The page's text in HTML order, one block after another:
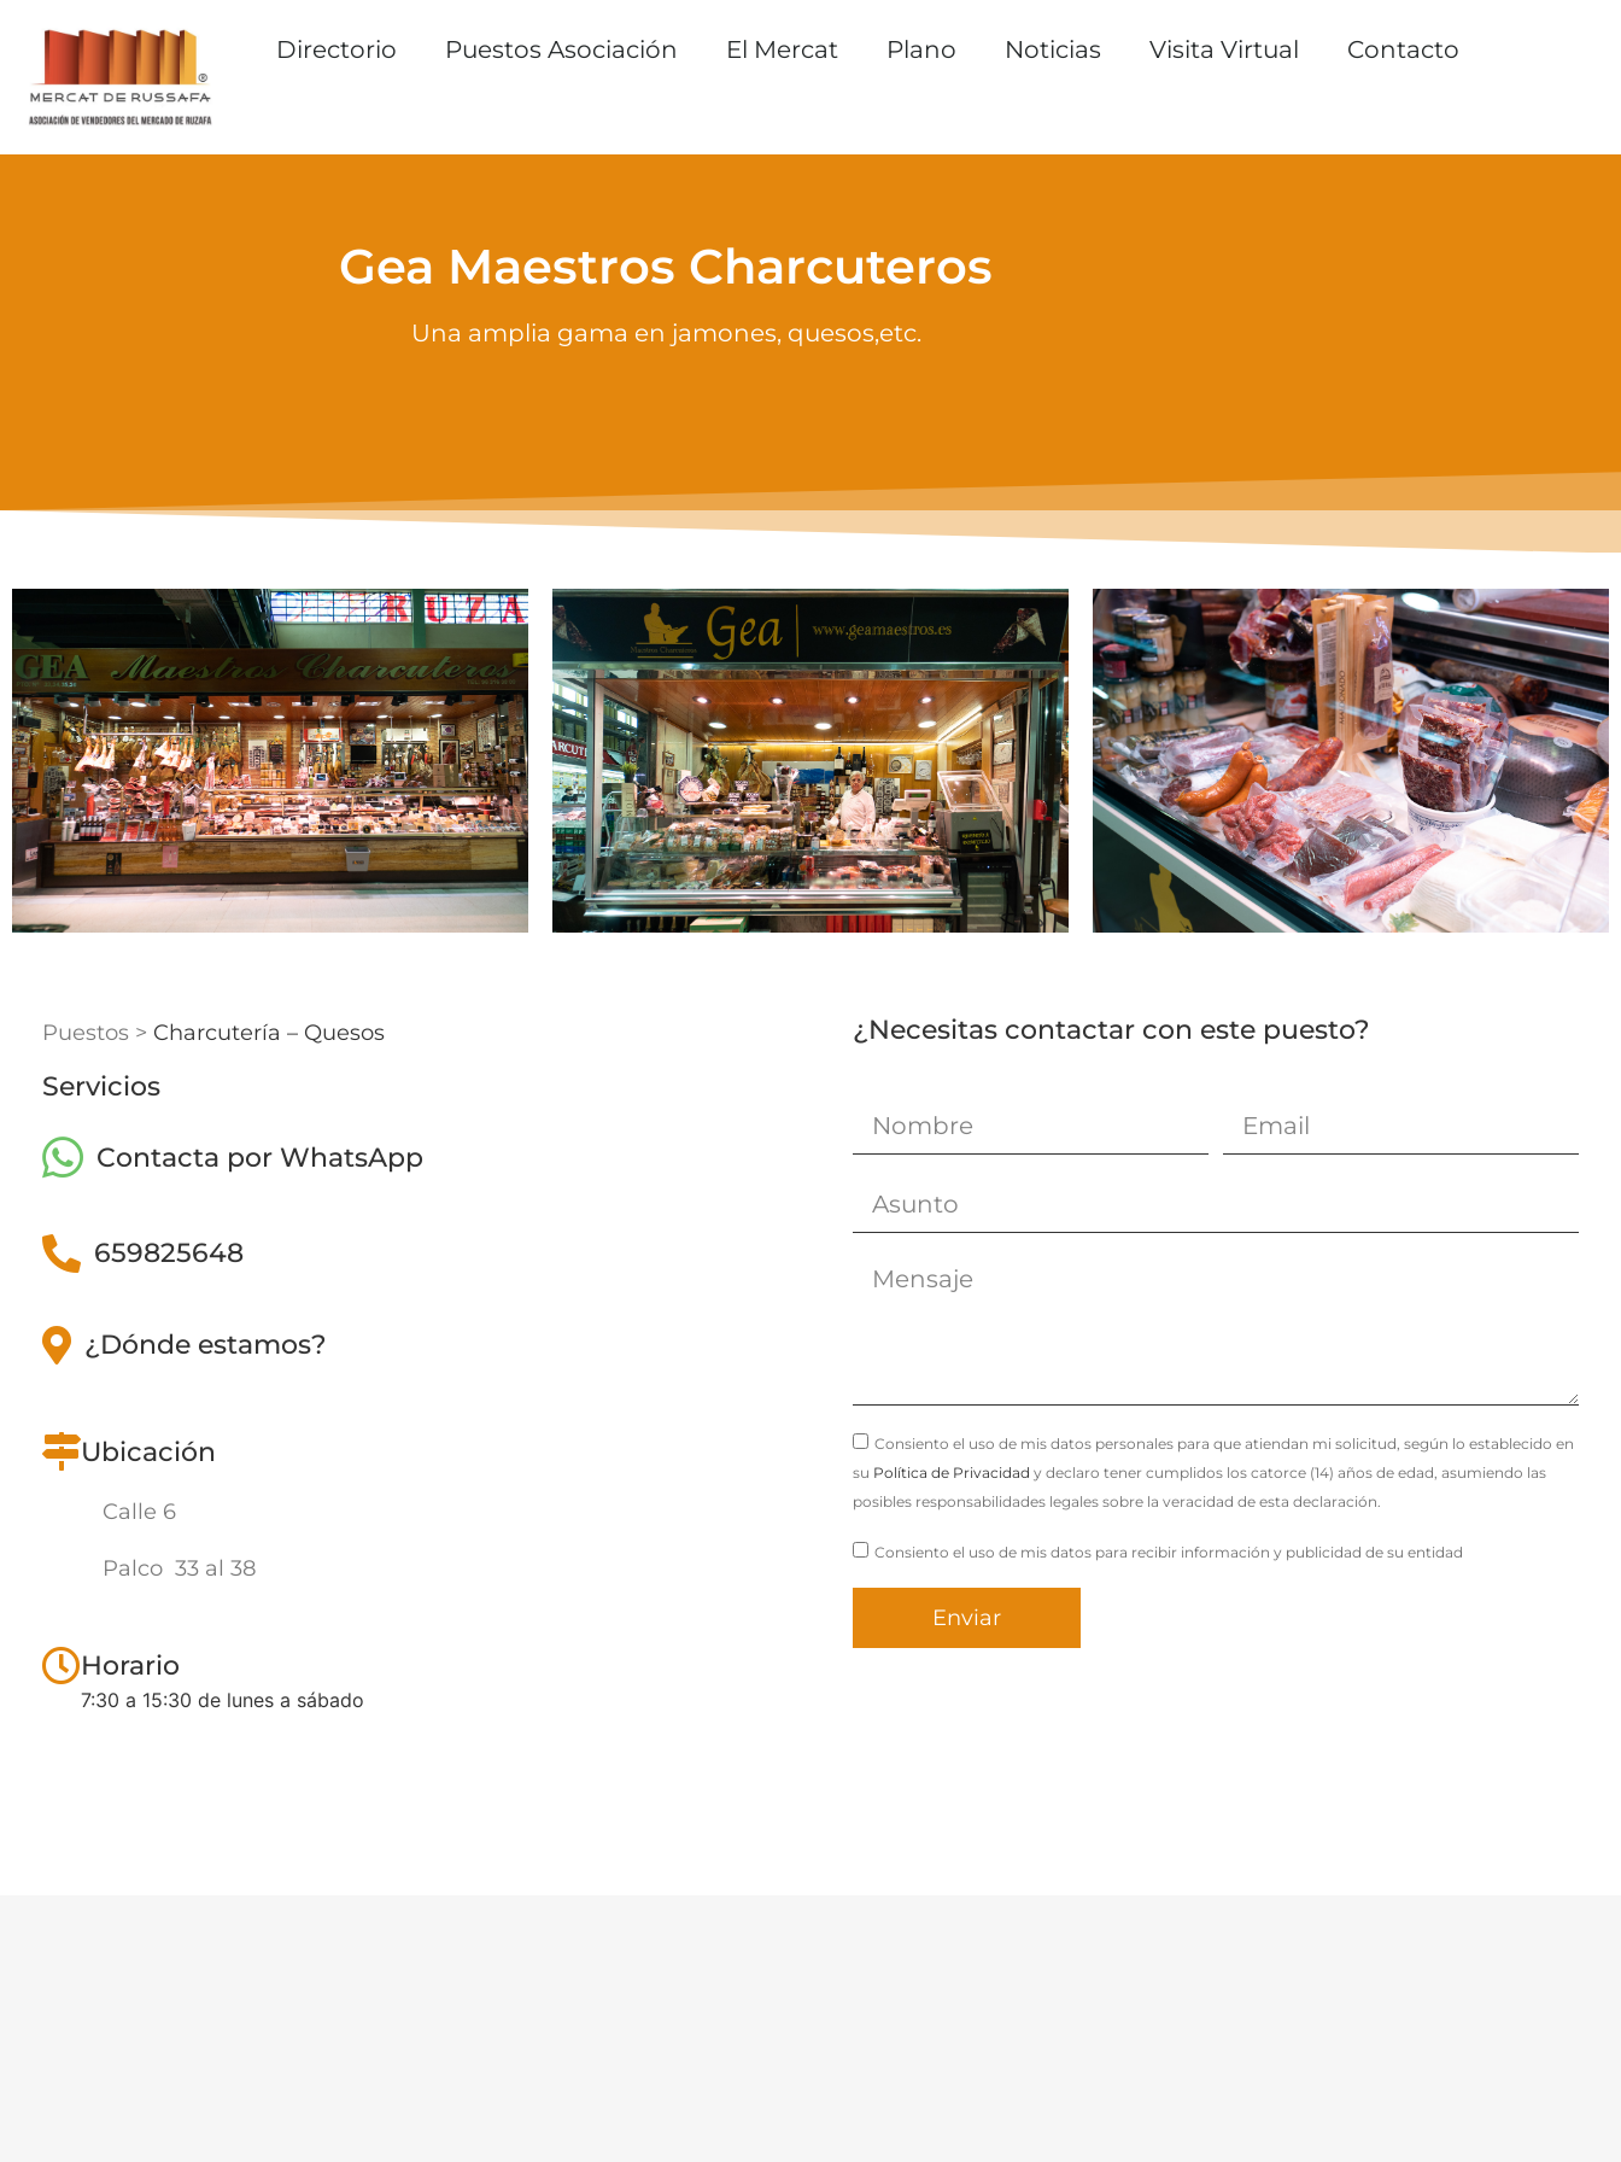
Directorio Puestos Asociación El Mercat Plano Noticias Visita Virtual Contacto
Gea Maestros Charcuteros
Una amplia gama en jamones, quesos,etc.
Puestos > Charcutería – Quesos
Servicios
Contacta por WhatsApp
659825648
¿Dónde estamos?
Ubicación
Calle 6
Palco 33 al 38
Horario
7:30 a 15:30 de lunes a sábado
¿Necesitas contactar con este puesto?
Consiento el uso de mis datos personales para que atiendan mi solicitud, según lo establecido en
su Política de Privacidad y declaro tener cumplidos los catorce (14) años de edad, asumiendo las
posibles responsabilidades legales sobre la veracidad de esta declaración.
Consiento el uso de mis datos para recibir información y publicidad de su entidad
Enviar